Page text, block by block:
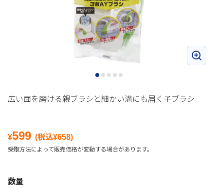
広い面を磨ける親ブラシと細かい溝にも届く子ブラシ
¥599 (税込¥658)
受取方法によって販売価格が変動する場合があります。
数量